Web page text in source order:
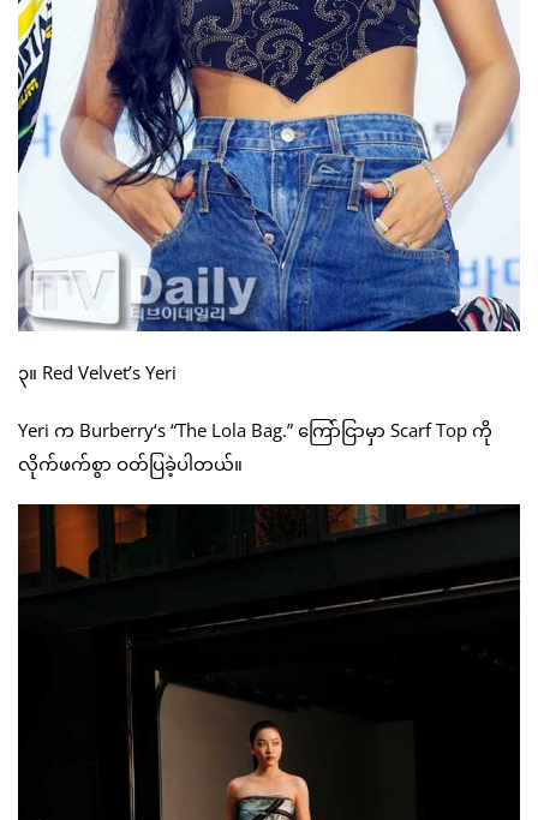
၃။ Red Velvet’s Yeri
Yeri က Burberry‘s “The Lola Bag.” ကြော်ငြာမှာ Scarf Top ကို
လိုက်ဖက်စွာ ဝတ်ပြခဲ့ပါတယ်။